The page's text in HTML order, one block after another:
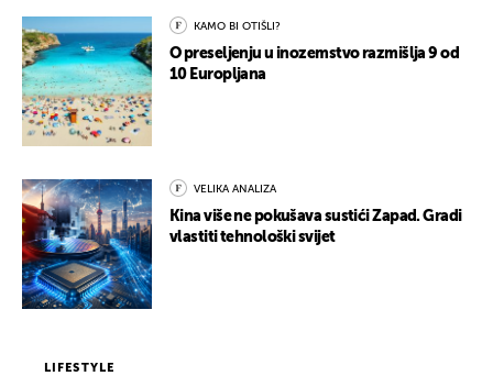
KAMO BI OTIŠLI?
O preseljenju u inozemstvo razmišlja 9 od
10 Europljana
VELIKA ANALIZA
Kina više ne pokušava sustići Zapad. Gradi
vlastiti tehnološki svijet
LIFESTYLE